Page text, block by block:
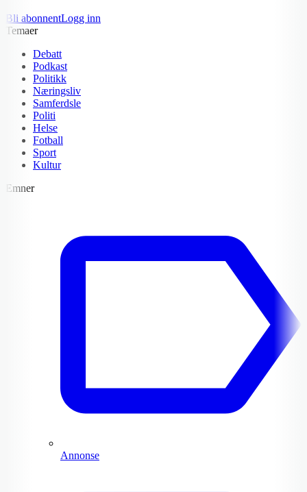
Bli abonnentLogg inn
Temaer
Debatt
Podkast
Politikk
Næringsliv
Samferdsle
Politi
Helse
Fotball
Sport
Kultur
Emner
Annonse